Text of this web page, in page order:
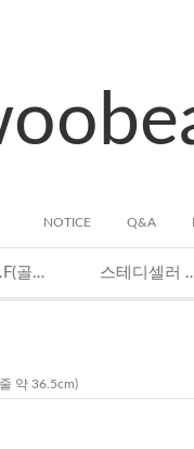
NOTICE Q&A
14K G.F(골드필드) 스테디
약 36.5cm)